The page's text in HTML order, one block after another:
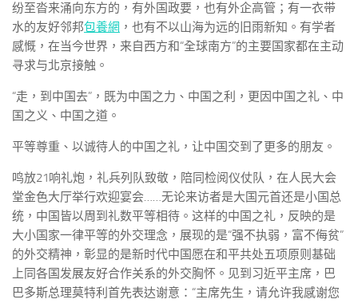
纷至沓来涌向东方的，有外国政要，也有外企高管；有一衣带
水的友好邻邦包養網 ，也有不以山海为远的旧雨新知。有学者
感慨，在当今世界，来自西方和“全球南方”的主要国家都在主动
寻求与北京接触。
“走，到中国去”，既为中国之力、中国之利，更因中国之礼、中
国之义、中国之道。
平等尊重、以诚待人的中国之礼，让中国交到了更多的朋友。
鸣放21响礼炮，礼兵列队致敬，陪同检阅仪仗队，在人民大会
堂金色大厅举行欢迎宴会……无论来访者是大国元首还是小国总
统，中国皆以周到礼数平等相待。这样的中国之礼，反映的是
大小国家一律平等的外交理念，展现的是“强不执弱，富不侮贫”
的外交精神，彰显的是新时代中国愿在和平共处五项原则基础
上同各国发展友好合作关系的外交胸怀。见到习近平主席，巴
巴多斯总理莫特利首先表达谢意：“主席先生，请允许我感谢您